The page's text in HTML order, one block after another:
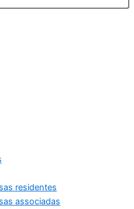
residentes
associadas